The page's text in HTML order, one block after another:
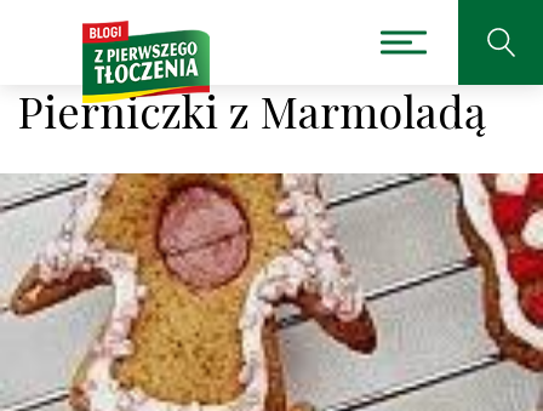
Pierniczki z Marmoladą